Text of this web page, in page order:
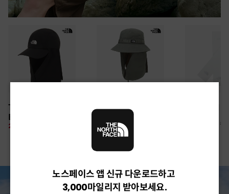
TNF LIGHT SHIELD
EX CAP
28%
CAMP WEBBING
SHIELD HAT
67,500 원
10% 26,100 원
여름 탈출 원정대
뉴질랜드 & 제주도 여행권 증정 찬스
노스페이스 앱 신규 다운로드하고
3,000마일리지 받아보세요.